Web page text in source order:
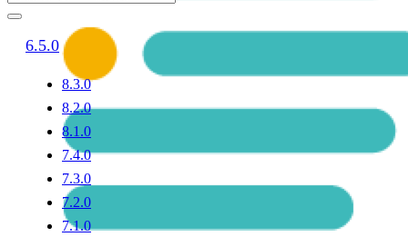
6.5.0
8.3.0
8.2.0
8.1.0
7.4.0
7.3.0
7.2.0
7.1.0